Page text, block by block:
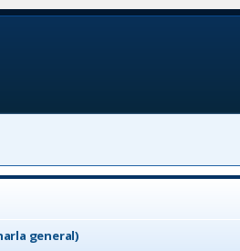
general)